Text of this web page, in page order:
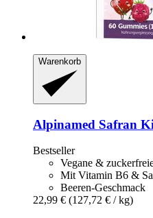
Warenkorb
Alpinamed Safran
Bestseller
Vegane &
Mit Vitamin B6 &
Beeren-Geschmack
22,99 € (127,72 € / kg)